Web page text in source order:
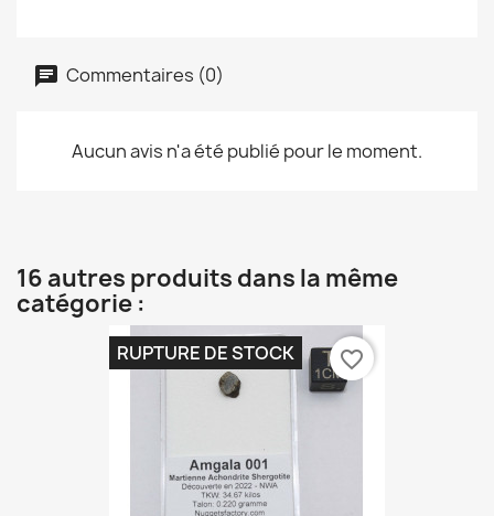
Commentaires (0)
Aucun avis n'a été publié pour le moment.
16 autres produits dans la même
catégorie :
RUPTURE DE STOCK favorite_border